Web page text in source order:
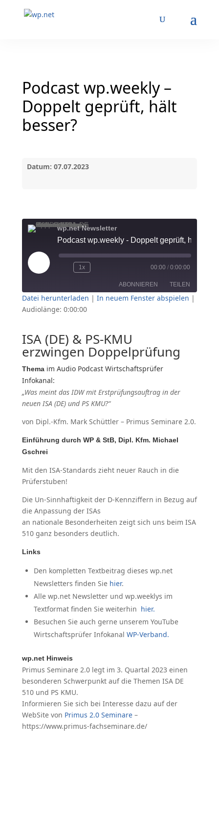
Podcast wp.weekly –
Doppelt geprüft, hält
besser?
Datum: 07.07.2023
wp.net Newsletter
Play
Episode
1x 00:00 / 0:00:00
ABONNIEREN TEILEN
TEILEN
EMBED
Datei herunterladen | In neuem Fenster abspielen |
Audiolänge: 0:00:00
ISA (DE) & PS-KMU
erzwingen Doppelprüfung
Themaim Audio Podcast Wirtschaftsprüfer
Infokanal:
„Was meint das IDW mit Erstprüfungsauftrag in der
neuen ISA (DE) und PS KMU?“
von Dipl.-Kfm. Mark Schüttler – Primus Seminare 2.0.
Einführung durch WP & StB, Dipl. Kfm. Michael
Gschrei
Mit den ISA-Standards zieht neuer Rauch in die
Prüferstuben!
Die Un-Sinnhaftigkeit der D-Kennziffern in Bezug auf
die Anpassung der ISAs
an nationale Besonderheiten zeigt sich uns beim ISA
510 ganz besonders deutlich.
Links
Den kompletten Textbeitrag dieses wp.net
Newsletters finden Sie hier.
Alle wp.net Newsletter und wp.weeklys im
Textformat finden Sie weiterhin hier.
Besuchen Sie auch gerne unserem YouTube
Wirtschaftsprüfer Infokanal WP-Verband.
wp.net Hinweis
Primus Seminare 2.0 legt im 3. Quartal 2023 einen
besonderen Schwerpunkt auf die Themen ISA DE
510 und PS KMU.
Informieren Sie sich bei Interesse dazu auf der
WebSite von Primus 2.0 Seminare–
https://www.primus-fachseminare.de/